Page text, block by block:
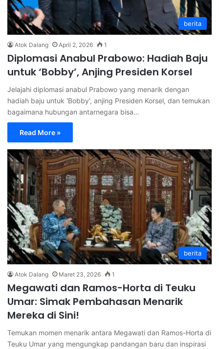
berita
Atok Dalang April 2, 2026 1
Diplomasi Anabul Prabowo: Hadiah Baju
untuk ‘Bobby’, Anjing Presiden Korsel
Jelajahi diplomasi anabul Prabowo yang menarik dengan
hadiah baju untuk 'Bobby', anjing Presiden Korsel, dan temukan
bagaimana hubungan antarnegara bisa…
Read More »
berita
Atok Dalang Maret 23, 2026 1
Megawati dan Ramos-Horta di Teuku
Umar: Simak Pembahasan Menarik
Mereka di Sini!
Temukan momen menarik antara Megawati dan Ramos-Horta di
Teuku Umar yang mengungkap pandangan baru dan inspirasi